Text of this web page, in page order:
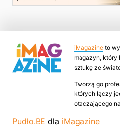
iMagazine to
magazyn, który
sztukę ze
Tworzą go
których łączy
otaczającego
Pudło.BE dla iMagazine